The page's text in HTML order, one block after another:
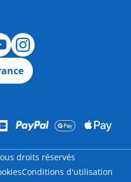
droits réservés
Conditions d'utilisation